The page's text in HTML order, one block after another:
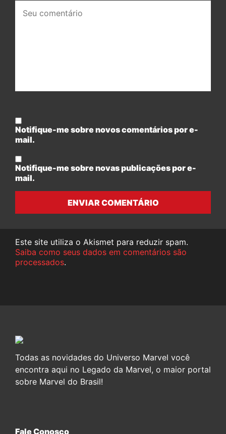
comentário:
Notifique-me sobre novos comentários por e-
mail.
Notifique-me sobre novas publicações por e-
mail.
ENVIAR COMENTÁRIO
Este site utiliza o Akismet para reduzir spam.
Saiba como seus dados em comentários são
processados.
Todas as novidades do Universo Marvel você
encontra aqui no Legado da Marvel, o maior portal
sobre Marvel do Brasil!
Fale Conosco